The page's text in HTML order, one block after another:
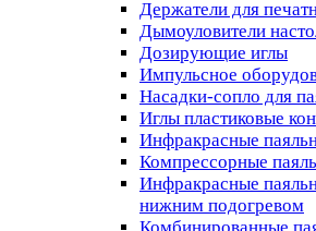
Держатели для
Дымоуловители
Дозирующие иглы
Импульсное
Насадки-сопло для
Иглы пластиковые
Инфракрасные
Компрессорные
Инфракрасные
нижним подогревом
Комбинированные